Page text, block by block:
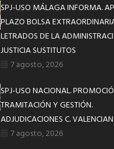
SPJ-USO MÁLAGA INFORMA.
PLAZO BOLSA
LETRADOS DE LA
JUSTICIA SUSTITUTOS
7 agosto, 2026
SPJ-USO NACIONAL.
TRAMITACIÓN Y GESTIÓN.
ADJUDICACIONES C.
7 agosto, 2026